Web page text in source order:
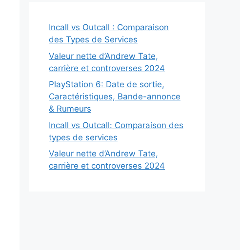
Incall vs Outcall : Comparaison
des Types de Services
Valeur nette d’Andrew Tate,
carrière et controverses 2024
PlayStation 6: Date de sortie,
Caractéristiques, Bande-annonce
& Rumeurs
Incall vs Outcall: Comparaison des
types de services
Valeur nette d’Andrew Tate,
carrière et controverses 2024